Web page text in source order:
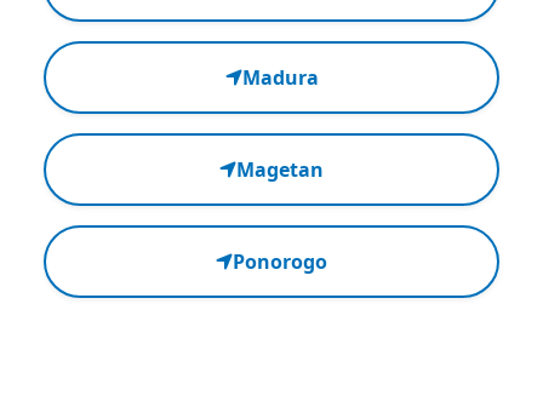
Madura
Magetan
Ponorogo